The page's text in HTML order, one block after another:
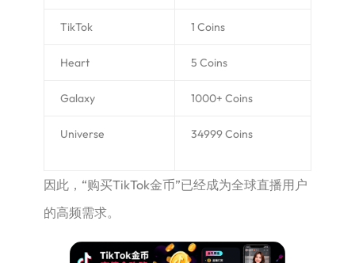
TikTok 1 Coins
Heart 5 Coins
Galaxy 1000+ Coins
Universe 34999 Coins
因此，“购买TikTok金币”已经成为全球直播用户
的高频需求。